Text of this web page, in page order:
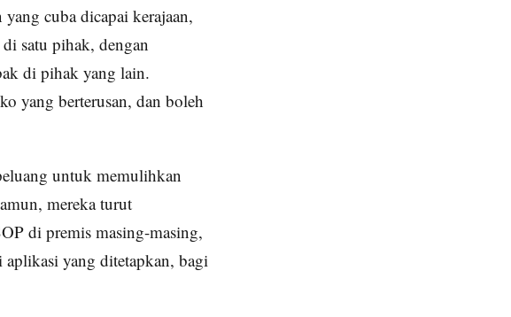
cuba dicapai kerajaan,
satu pihak, dengan
di pihak yang lain.
yang berterusan, dan boleh
untuk memulihkan
mereka turut
di premis masing-masing,
aplikasi yang ditetapkan, bagi